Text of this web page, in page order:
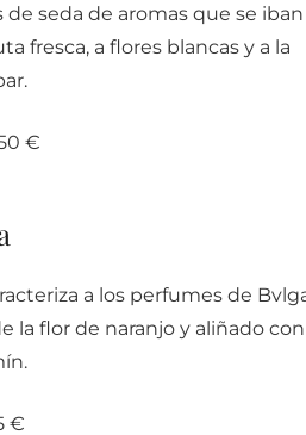
seda de aromas que se iban
fresca, a flores blancas y a la
€
a los perfumes de
la flor de naranjo y aliñado con
€